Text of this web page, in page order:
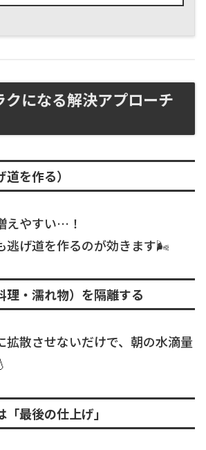
ピングにも効くコツをまとめました。撤収が
になる解決アプローチ
を作る）
えやすい…！
逃げ道を作るのが効きます🌬️
理・濡れ物）を隔離する
拡散させないだけで、朝の水滴量
最後の仕上げ」